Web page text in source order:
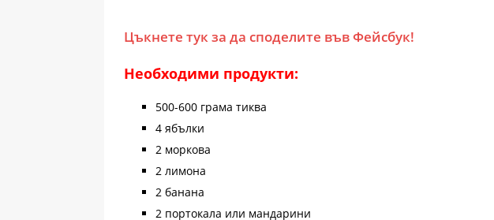
Цъкнете тук за да споделите във Фейсбук!
Необходими продукти:
500-600 грама тиква
4 ябълки
2 моркова
2 лимона
2 банана
2 портокала или мандарини